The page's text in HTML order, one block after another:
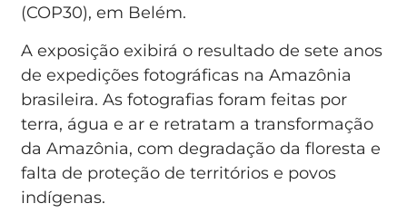
(COP30), em Belém.
A exposição exibirá o resultado de sete anos
de expedições fotográficas na Amazônia
brasileira. As fotografias foram feitas por
terra, água e ar e retratam a transformação
da Amazônia, com degradação da floresta e
falta de proteção de territórios e povos
indígenas.